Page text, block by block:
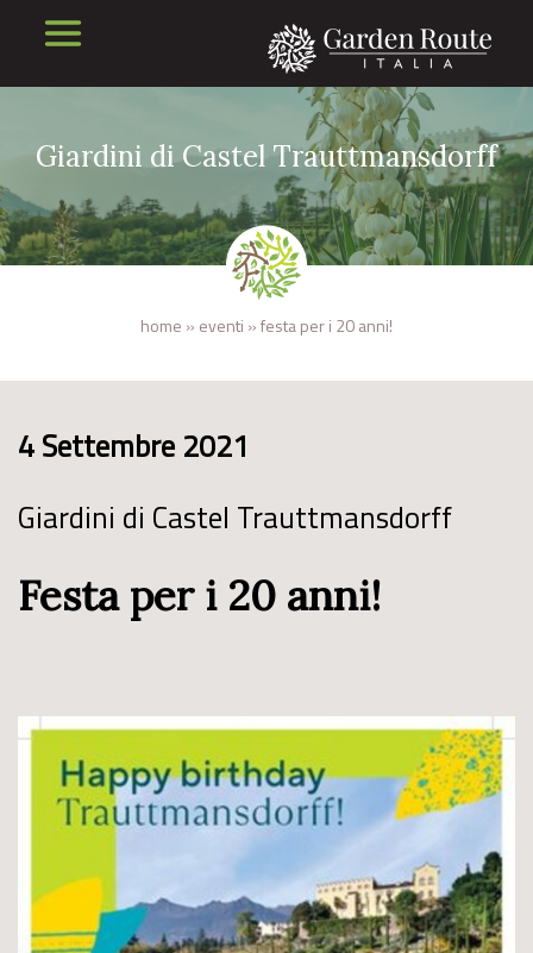
Giardini di Castel Trauttmansdorff
home » eventi »festa per i 20 anni!
4 Settembre 2021
Giardini di Castel Trauttmansdorff
Festa per i 20 anni!